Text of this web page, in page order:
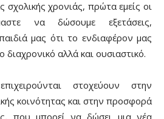
σχολικής χρονιάς, πρώτα εμείς οι
να δώσουμε εξετάσεις,
μας ότι το ενδιαφέρον μας
διαχρονικό αλλά και ουσιαστικό.
στοχεύουν στην
κοινότητας και στην προσφορά